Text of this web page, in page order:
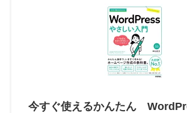
今すぐ使えるかんたん